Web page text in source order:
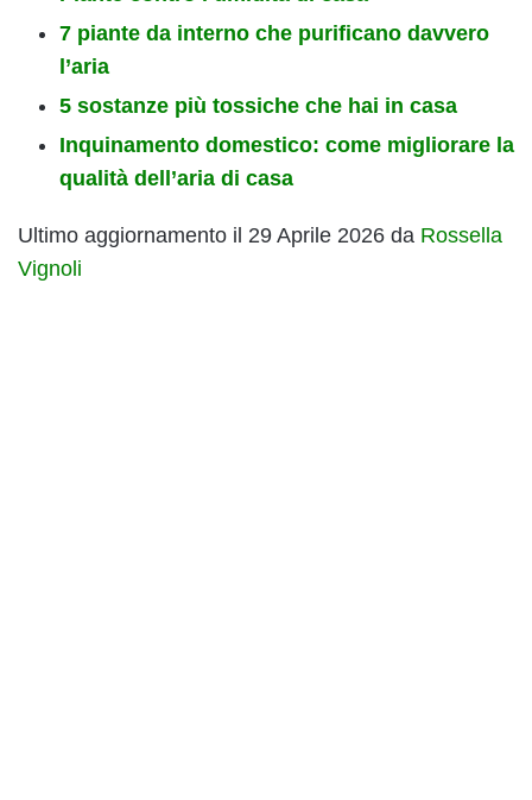
7 piante da interno che purificano davvero
l’aria
5 sostanze più tossiche che hai in casa
Inquinamento domestico: come migliorare la
qualità dell’aria di casa
Ultimo aggiornamento il 29 Aprile 2026 da Rossella
Vignoli